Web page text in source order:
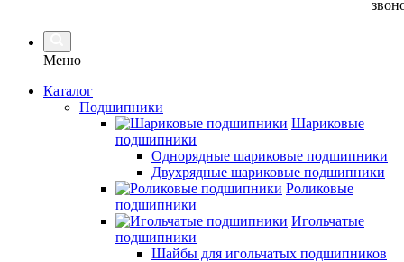
Меню
Каталог
Подшипники
Шариковые
подшипники
Однорядные шариковые подшипники
Двухрядные шариковые подшипники
Роликовые
подшипники
Игольчатые
подшипники
Шайбы для игольчатых подшипников